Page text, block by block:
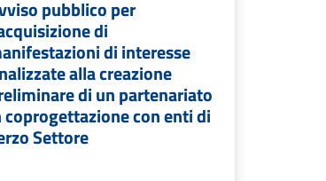
pubblico per
di
di interesse
alla creazione
di un partenariato
coprogettazione con enti di
Settore